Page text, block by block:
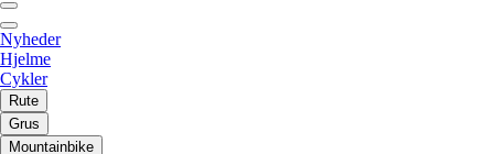
Nyheder
Hjelme
Cykler
Rute
Grus
Mountainbike